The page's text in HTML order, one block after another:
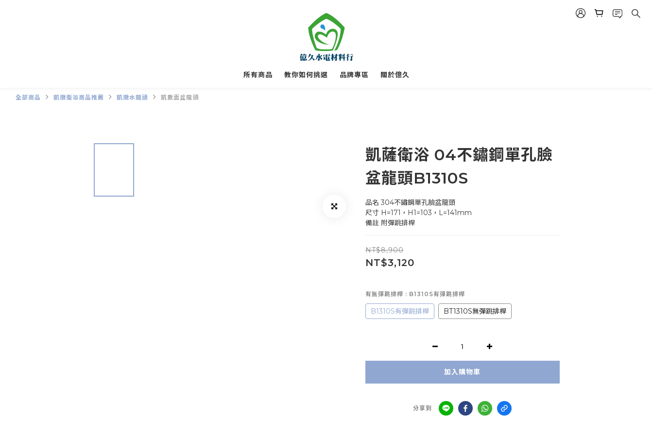
所有商品 教你如何挑選 品牌專區 關於億久
全部商品 凱撒衛浴商品推薦 凱撒水龍頭 凱撒面盆龍頭
凱薩衛浴 04不鏽鋼單孔臉
盆龍頭B1310S
品名	304不鏽鋼單孔臉盆龍頭
尺寸	H=171，H1=103，L=141mm
備註	附彈跳排桿
NT$8,900
NT$3,120
有無彈跳排桿 : B1310S有彈跳排桿
B1310S有彈跳排桿 BT1310S無彈跳排桿
加入購物車
分享到